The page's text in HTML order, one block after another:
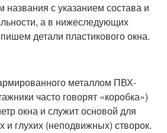
с указанием состава и
а в нижеследующих
детали пластикового окна.
металлом ПВХ-
часто говорят «коробка»)
окна и служит основой для
и глухих (неподвижных) створок.